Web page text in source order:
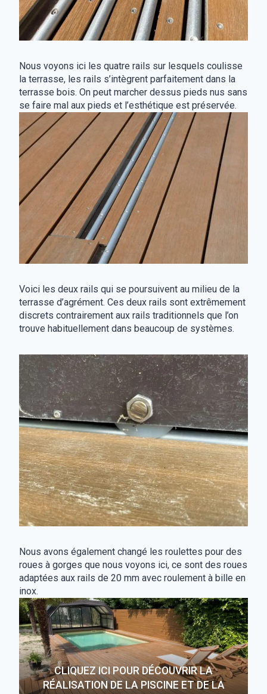
Nous voyons ici les quatre rails sur lesquels coulisse
la terrasse, les rails s’intègrent parfaitement dans la
terrasse bois. On peut marcher dessus pieds nus sans
se faire mal aux pieds et l’esthétique est préservée.
Voici les deux rails qui se poursuivent au milieu de la
terrasse d’agrément. Ces deux rails sont extrêmement
discrets contrairement aux rails traditionnels que l’on
trouve habituellement dans beaucoup de systèmes.
Nous avons également changé les roulettes pour des
roues à gorges que nous voyons ici, ce sont des roues
adaptées aux rails de 20 mm avec roulement à bille en
inox.
CLIQUEZ ICI POUR DÉCOUVRIR LA
RÉALISATION DE LA PISCINE ET DE LA